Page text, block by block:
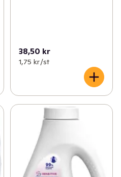
38,50 kr
1,75 kr /st